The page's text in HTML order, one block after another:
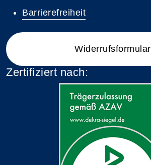
Barrierefreiheit
Widerrufsformular
Zertifiziert nach: